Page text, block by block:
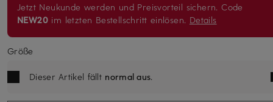
Jetzt Neukunde werden und Preisvorteil sichern. Code
NEW20 im letzten Bestellschritt einlösen. Details
Größe
Dieser Artikel fällt normal aus.